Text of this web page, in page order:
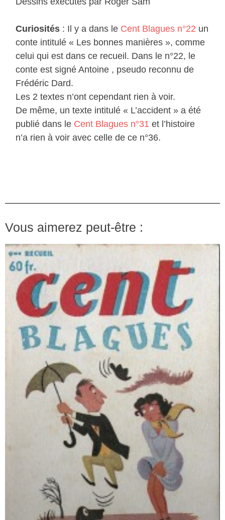
Curiosités : Il y a dans le Cent Blagues n°22 un
conte intitulé « Les bonnes manières », comme
celui qui est dans ce recueil. Dans le n°22, le
conte est signé Antoine , pseudo reconnu de
Frédéric Dard.
Les 2 textes n’ont cependant rien à voir.
De même, un texte intitulé « L’accident » a été
publié dans le Cent Blagues n°31 et l’histoire
n’a rien à voir avec celle de ce n°36.
Vous aimerez peut-être :